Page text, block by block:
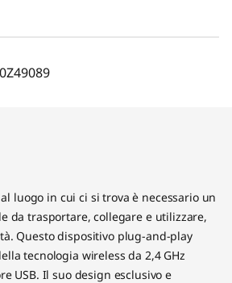
luogo in cui ci si trova è necessario un
da trasportare, collegare e utilizzare,
Questo dispositivo plug-and-play
tecnologia wireless da 2,4 GHz
USB. Il suo design esclusivo e